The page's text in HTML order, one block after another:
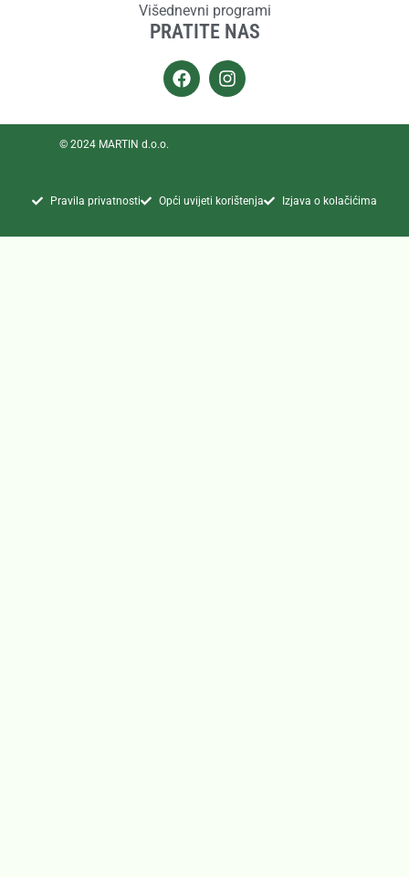
Višednevni programi
PRATITE NAS
© 2024 MARTIN d.o.o.
Pravila privatnosti Opći uvijeti korištenja Izjava o kolačićima